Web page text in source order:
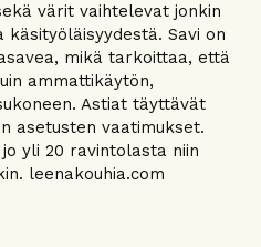
värit vaihtelevat jonkin
Savi on
mikä tarkoittaa, että
ammattikäytön,
Astiat täyttävät
asetusten vaatimukset.
yli 20 ravintolasta niin
leenakouhia.com